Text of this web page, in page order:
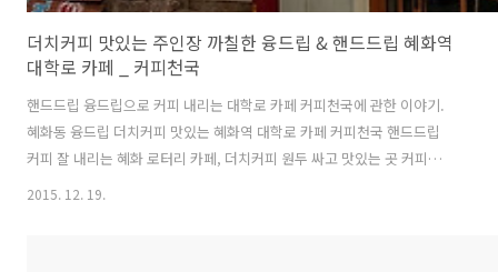
더치커피 맛있는 주인장 까칠한 융드립 & 핸드드립 혜화역
대학로 카페 _ 커피천국
핸드드립 융드립으로 커피 내리는 대학로 카페 커피천국에 관한 이야기.
혜화동 융드립 더치커피 맛있는 혜화역 대학로 카페 커피천국 핸드드립
커피 잘 내리는 혜화 로터리 카페, 더치커피 원두 싸고 맛있는 곳 커피천
국 대학로 카페 커피천국 Coffee Paradiso 혜화역 5분 거리 대학로에
2015. 12. 19.